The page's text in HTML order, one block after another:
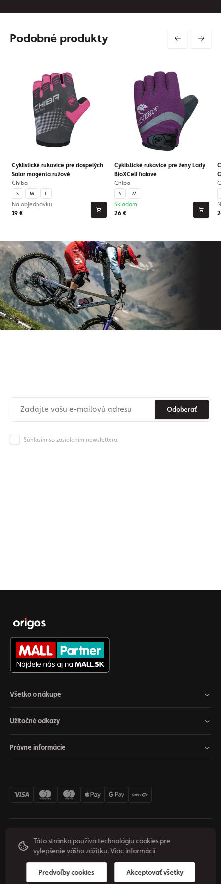
Podobné produkty
Cyklistické rukavice pre dospelých
Solar magenta ružové
Chiba
S M L
19 €
Na objednávku
Cyklistické rukavice pre ženy Lady
BioXCell fialové
Chiba
S M
26 €
Skladom
Odoberať
Súhlasím so zasielaním newslettera.
Všetko o nákupe
Užitočné odkazy
Právne informácie
© 2026 Origos Group, s. r. o. - SK. Všetky práva vyhradené.
Nastavenia cookies Odstúpiť od zmluvy
Súkromie
Podmienky používania
Táto stránka používa technológiu cookies pre
vylepšenie vášho zážitku.Viac informácií
Predvoľby cookies Akceptovať všetky